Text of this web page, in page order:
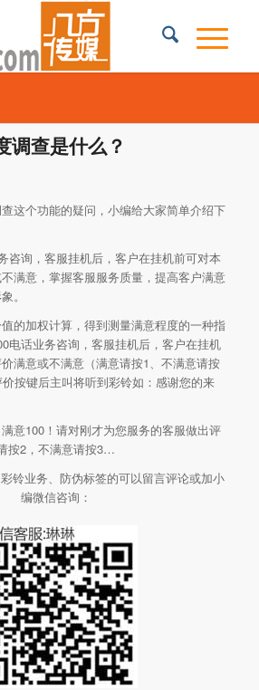
调查是什么？
这个功能的疑问，小编给大家简单介绍下
咨询，客服挂机后，客户在挂机前可对本
满意，掌握客服服务质量，提高客户满意
。
的加权计算，得到测量满意程度的一种指
电话业务咨询，客服挂机后，客户在挂机
满意或不满意（满意请按1、不满意请按
按键后主叫将听到彩铃如：感谢您的来
意100！请对刚才为您服务的客服做出评
按2，不满意请按3…
铃业务、防伪标签的可以留言评论或加小
编微信咨询：